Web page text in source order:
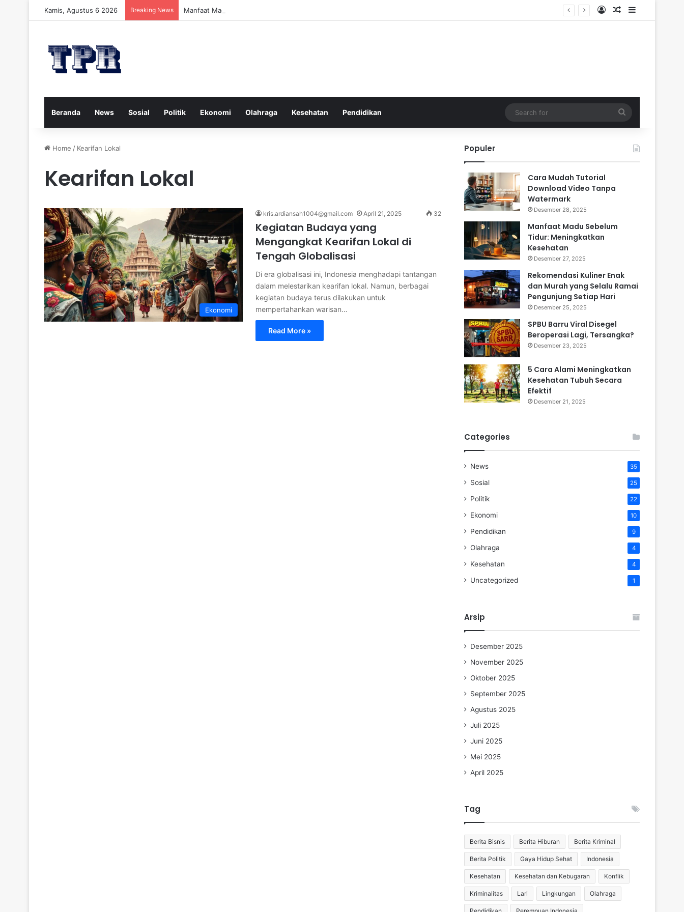
Kamis, Agustus 6 2026 Breaking News Manfaat Madu Sebelum Tidur: Meningkatkan Kesehatan Log InRandom Article
Sidebar
Beranda News Sosial Politik Ekonomi Olahraga Kesehatan Pendidikan
for
Home / Kearifan Lokal
Kearifan Lokal
Ekonomi
kris.ardiansah1004@gmail.com April 21, 2025 32
Kegiatan Budaya yang
Mengangkat Kearifan Lokal di
Tengah Globalisasi
Di era globalisasi ini, Indonesia menghadapi tantangan
dalam melestarikan kearifan lokal. Namun, berbagai
kegiatan budaya terus dilakukan untuk
mempertahankan warisan…
Read More »
Populer
Cara Mudah Tutorial
Download Video Tanpa
Watermark
Desember 28, 2025
Manfaat Madu Sebelum
Tidur: Meningkatkan
Kesehatan
Desember 27, 2025
Rekomendasi Kuliner Enak
dan Murah yang Selalu Ramai
Pengunjung Setiap Hari
Desember 25, 2025
SPBU Barru Viral Disegel
Beroperasi Lagi, Tersangka?
Desember 23, 2025
5 Cara Alami Meningkatkan
Kesehatan Tubuh Secara
Efektif
Desember 21, 2025
Categories
News 35
Sosial 25
Politik 22
Ekonomi 10
Pendidikan 9
Olahraga 4
Kesehatan 4
Uncategorized 1
Arsip
Desember 2025
November 2025
Oktober 2025
September 2025
Agustus 2025
Juli 2025
Juni 2025
Mei 2025
April 2025
Tag
Berita Bisnis Berita Hiburan Berita Kriminal
Berita Politik Gaya Hidup Sehat Indonesia
Kesehatan Kesehatan dan Kebugaran Konflik
Kriminalitas Lari Lingkungan Olahraga